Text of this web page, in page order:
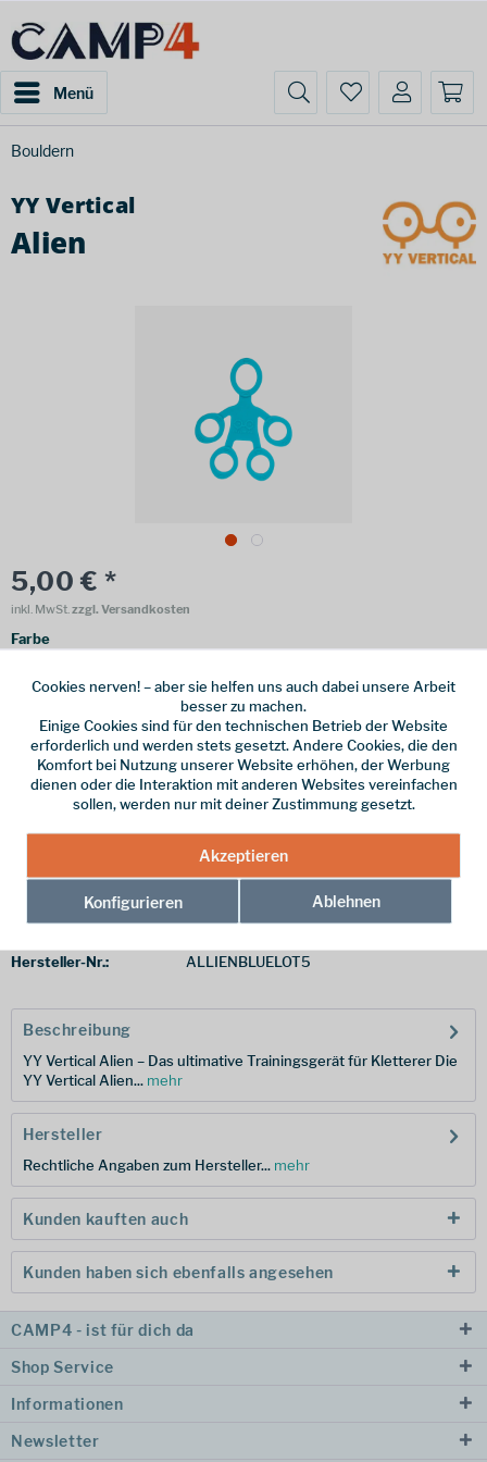
Menü
Bouldern
YY Vertical
Alien
5,00 € *
inkl. MwSt.zzgl. Versandkosten
Farbe
Online bestellen Ladenabholung
vorrätig | Lieferzeit 1-3 Werktage
In denWarenkorb
Hersteller-Nr.: ALLIENBLUELOT5
Beschreibung
YY Vertical Alien – Das ultimative Trainingsgerät für Kletterer Die
YY Vertical Alien... mehr
Hersteller
Rechtliche Angaben zum Hersteller... mehr
Kunden kauften auch
Kunden haben sich ebenfalls angesehen
CAMP4 - ist für dich da
Shop Service
Informationen
Newsletter
Cookies nerven! – aber sie helfen uns auch dabei unsere Arbeit
besser zu machen.
Einige Cookies sind für den technischen Betrieb der Website
erforderlich und werden stets gesetzt. Andere Cookies, die den
Komfort bei Nutzung unserer Website erhöhen, der Werbung
dienen oder die Interaktion mit anderen Websites vereinfachen
sollen, werden nur mit deiner Zustimmung gesetzt.
Akzeptieren
Konfigurieren Ablehnen